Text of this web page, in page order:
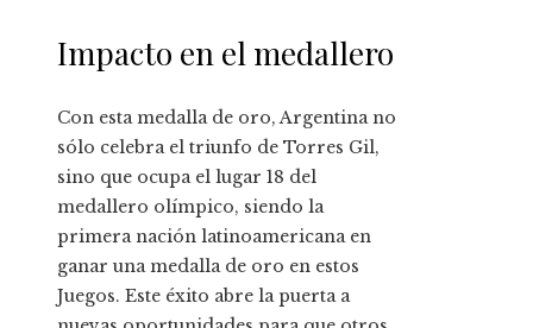
Impacto en el medallero
Con esta medalla de oro, Argentina no
sólo celebra el triunfo de Torres Gil,
sino que ocupa el lugar 18 del
medallero olímpico, siendo la
primera nación latinoamericana en
ganar una medalla de oro en estos
Juegos. Este éxito abre la puerta a